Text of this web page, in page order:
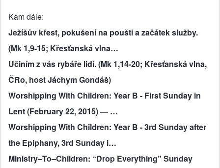
Kam dále
Ježíšův křest, pokušení na poušti a začátek služby.
(Mk 1,9-15; Křesťanská vlna…
Učiním z vás rybáře lidí. (Mk 1,14-20; Křesťanská vlna,
ČRo, host Jáchym Gondáš)
Worshipping With Children: Year B - First Sunday in
Lent (February 22, 2015) — …
Worshipping With Children: Year B - 3rd Sunday after
the Epiphany, 3rd Sunday i…
Ministry–To–Children: “Drop Everything” Sunday